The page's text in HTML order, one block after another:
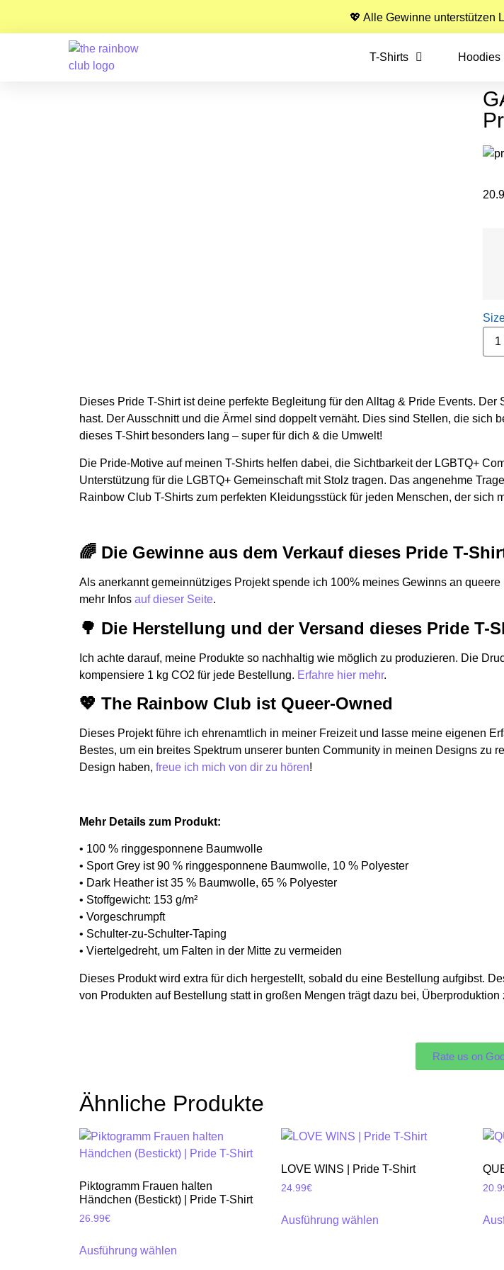
💖 Alle Gewinne unterstützen
T-Shirts Hoodies
Dieses Pride T-Shirt ist deine perfekte Begleitung für den Alltag & Pride Events.
hast. Der Ausschnitt und die Ärmel sind doppelt vernäht. Dies sind Stellen, die sich
dieses T-Shirt besonders lang – super für dich & die Umwelt!
Die Pride-Motive auf meinen T-Shirts helfen dabei, die Sichtbarkeit der LGBTQ+
Unterstützung für die LGBTQ+ Gemeinschaft mit Stolz tragen. Das angenehme
Rainbow Club T-Shirts zum perfekten Kleidungsstück für jeden Menschen, der
🌈 Die Gewinne aus dem Verkauf dieses Pride T-
Als anerkannt gemeinnütziges Projekt spende ich 100% meines Gewinns an
mehr Infos auf dieser Seite.
🌳 Die Herstellung und der Versand dieses Pride
Ich achte darauf, meine Produkte so nachhaltig wie möglich zu produzieren. Die
kompensiere 1 kg CO2 für jede Bestellung. Erfahre hier mehr.
💖 The Rainbow Club ist Queer-Owned
Dieses Projekt führe ich ehrenamtlich in meiner Freizeit und lasse meine eigenen
Bestes, um ein breites Spektrum unserer bunten Community in meinen Designs zu
Design haben, freue ich mich von dir zu hören!
Mehr Details zum Produkt:
• 100 % ringgesponnene Baumwolle
• Sport Grey ist 90 % ringgesponnene Baumwolle, 10 % Polyester
• Dark Heather ist 35 % Baumwolle, 65 % Polyester
• Stoffgewicht: 153 g/m²
• Vorgeschrumpft
• Schulter-zu-Schulter-Taping
• Viertelgedreht, um Falten in der Mitte zu vermeiden
Dieses Produkt wird extra für dich hergestellt, sobald du eine Bestellung aufgibst.
von Produkten auf Bestellung statt in großen Mengen trägt dazu bei,
Rate us on
Ähnliche Produkte
Piktogramm Frauen halten
Händchen (Bestickt) | Pride T-Shirt
26.99€
Ausführung wählen
LOVE WINS | Pride T-Shirt
24.99€
Ausführung wählen